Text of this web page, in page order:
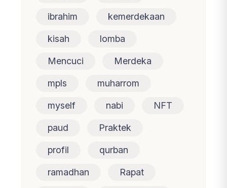
ibrahim kemerdekaan
kisah lomba
Mencuci Merdeka
mpls muharrom
myself nabi NFT
paud Praktek
profil qurban
ramadhan Rapat